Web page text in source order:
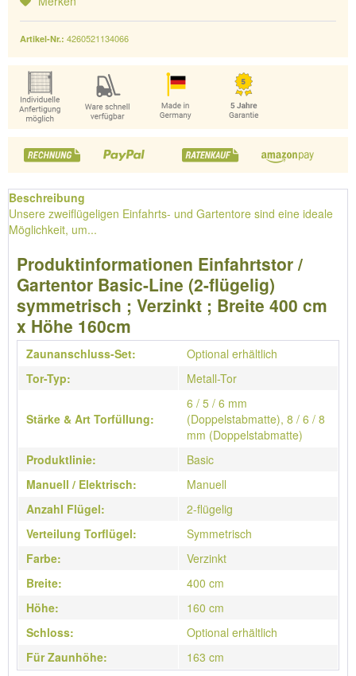
Artikel-Nr.: 4260521134066
Beschreibung
Unsere zweiflügeligen Einfahrts- und Gartentore sind eine ideale
Möglichkeit, um...
Produktinformationen Einfahrtstor /
Gartentor Basic-Line (2-flügelig)
symmetrisch ; Verzinkt ; Breite 400 cm
x Höhe 160cm
Zaunanschluss-Set:
Optional erhältlich
Tor-Typ:
Metall-Tor
Stärke & Art Torfüllung:
6 / 5 / 6 mm
(Doppelstabmatte), 8 / 6 / 8
mm (Doppelstabmatte)
Produktlinie:
Basic
Manuell / Elektrisch:
Manuell
Anzahl Flügel:
2-flügelig
Verteilung Torflügel:
Symmetrisch
Farbe:
Verzinkt
Breite:
400 cm
Höhe:
160 cm
Schloss:
Optional erhältlich
Für Zaunhöhe:
163 cm